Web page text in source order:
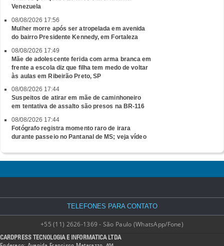
Venezuela
08/08/2026 17:56
Mulher morre após ser atropelada em avenida
do bairro Presidente Kennedy, em Fortaleza
08/08/2026 17:49
Mãe de adolescente ferida com arma branca em
frente a escola diz que filha tem medo de voltar
às aulas em Ribeirão Preto, SP
08/08/2026 17:44
Suspeitos de atirar em mãe de caminhoneiro
em tentativa de assalto são presos na BR-116
08/08/2026 17:44
Fotógrafo registra momento raro de irara
durante passeio no Pantanal de MS; veja vídeo
TELEFONES PARA CONTATO
+55 (11) 2626-1369 - São Paulo (WhatsApp/Fone)
CARDPRESS TECNOLOGIA E INFORMATICA LTDA